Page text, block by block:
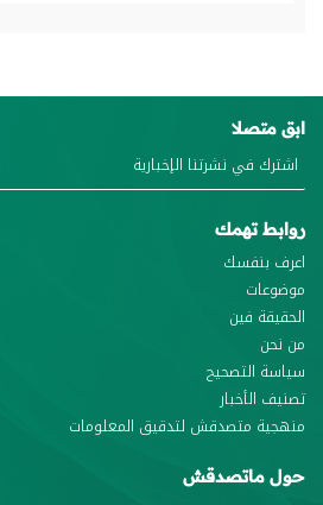
ابق متصلا
روابط تهمك
اعرف بنفسك
موضوعات
الحقيقة فين
من نحن
سياسة التصحيح
تصنيف الأخبار
منهجية متصدقش لتدقيق المعلومات
حول ماتصدقش